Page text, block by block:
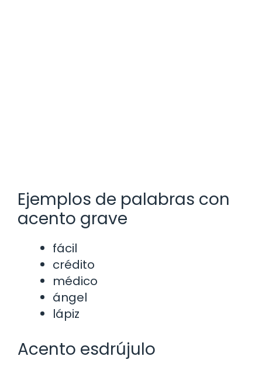
Ejemplos de palabras con
acento grave
fácil
crédito
médico
ángel
lápiz
Acento esdrújulo